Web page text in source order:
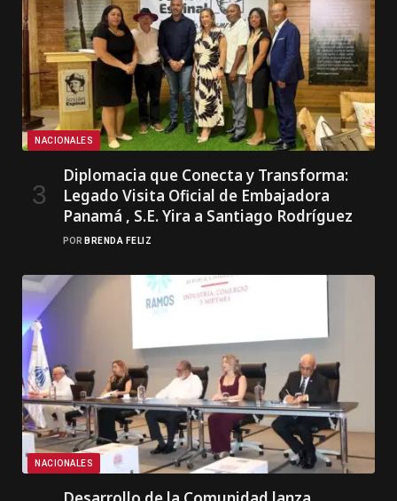
NACIONALES
Diplomacia que Conecta y Transforma:
Legado Visita Oficial de Embajadora
Panamá , S.E. Yira a Santiago Rodríguez
POR BRENDA FELIZ
NACIONALES